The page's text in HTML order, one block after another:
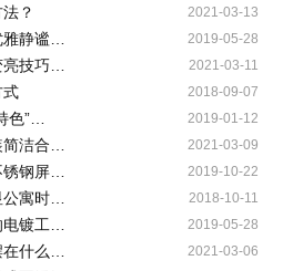
？ 2021-03-13
静谧… 2019-05-28
技巧… 2021-03-11
式 2018-09-07
色”… 2019-01-12
洁合… 2021-03-09
钢屏… 2019-10-22
寓时… 2018-10-11
镀工… 2019-05-28
什么… 2021-03-06